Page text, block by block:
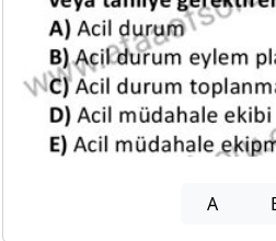
A